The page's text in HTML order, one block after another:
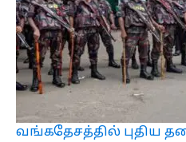
வங்கதேசத்தில் புதிய